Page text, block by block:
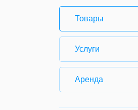
Товары
Услуги
Аренда